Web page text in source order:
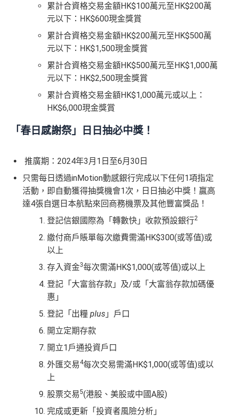
累計合資格交易金額HK$100萬元至HK$200萬
元以下：HK$600現金獎賞
累計合資格交易金額HK$200萬元至HK$500萬
元以下：HK$1,500現金獎賞
累計合資格交易金額HK$500萬元至HK$1,000萬
元以下：HK$2,500現金獎賞
累計合資格交易金額HK$1,000萬元或以上：
HK$6,000現金獎賞
「春日感謝祭」日日抽必中獎！
推廣期：2024年3月1日至6月30日
只需每日透過inMotion動感銀行完成以下任何1項指定
活動，即自動獲得抽獎機會1次，日日抽必中獎！贏高
達4張自選日本航點來回商務機票及其他豐富獎品！
登記信銀國際為「轉數快」收款預設銀行2
繳付商戶賬單每次繳費需滿HK$300(或等值)或
以上
存入資金3每次需滿HK$1,000(或等值)或以上
登記「大富翁存款」及/或「大富翁存款加碼優
惠」
登記「出糧 plus 」戶口
開立定期存款
開立1戶通投資戶口
外匯交易4每次交易需滿HK$1,000(或等值)或以
上
股票交易5(港股、美股或中國A股)
完成或更新「投資者風險分析」